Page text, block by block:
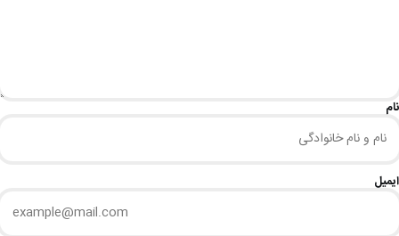
نام
ایمیل